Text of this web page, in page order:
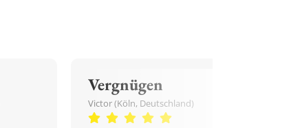
Vergnügen
Victor (Köln, Deutschland)